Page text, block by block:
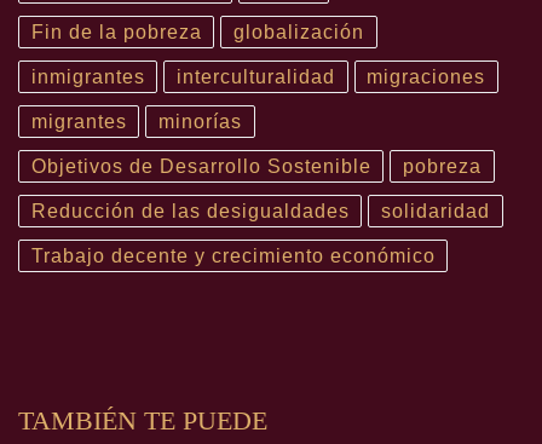
Fin de la pobreza globalización
inmigrantes interculturalidad migraciones
migrantes minorías
Objetivos de Desarrollo Sostenible pobreza
Reducción de las desigualdades solidaridad
Trabajo decente y crecimiento económico
TAMBIÉN TE PUEDE